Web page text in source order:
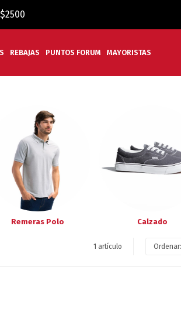
REBAJAS PUNTOS FORUM MAYORISTAS
Remeras Polo Calzado
1 artículo